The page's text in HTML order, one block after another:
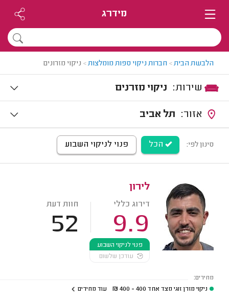
מידרג
הלבשת הבית> חברות ניקוי ספות מומלצות> ניקוי מזרונים
ניקוי מזרנים
תל אביב
סינון לפי: הכל פנוי לניקוי השבוע
לירון
דירוג כללי
9.9
חוות דעת
52
פנוי לניקוי השבוע
עודכן שלשום
מחירים:
ניקוי מזרן זוגי מצד אחד 400 - 400
₪ עוד מחירים